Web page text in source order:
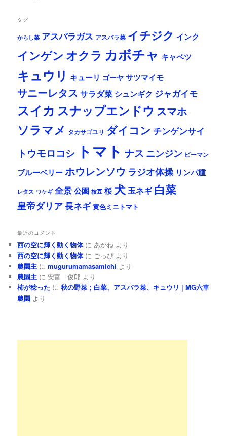
タグ
からし菜 アスパラガス アスパラ菜 イチジク インク
インゲン オクラ カボチャ キャベツ
キュウリ キューリ ゴーヤ サツマイモ
サニーレタス サラダ菜 シュンギク ジャガイモ
スイカ スナップエンドウ スマホ
ソラマメ タカサゴユリ ダイコン チンゲンサイ
トウモロコシ トマト ナス ニンジン ピーマン
ブルーベリー ホウレンソウ ラジオ体操 リンパ腫
レタス ワケギ 全景公園 枝豆 桜 犬玉ネギ 白菜
皇帝ダリア長ネギ 黄色ミニトマト
最近のコメント
西の空に輝く動く物体にあかね より
西の空に輝く動く物体に ごっぴより
農園主 にmugurumamasamichi より
農園主 に安富 俊郎 より
柿が稔った に秋の野菜；白菜、アスパラ菜、キュウリ | MG六車
農園 より